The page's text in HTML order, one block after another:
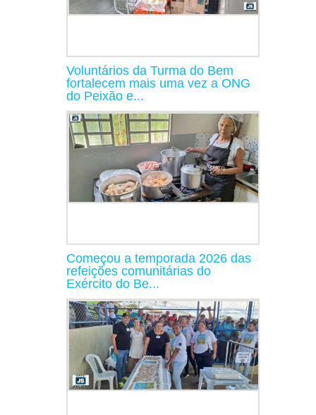
Voluntários da Turma do Bem
fortalecem mais uma vez a ONG
do Peixão e...
Começou a temporada 2026 das
refeições comunitárias do
Exército do Be...